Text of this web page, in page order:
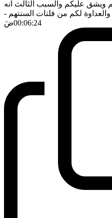
عليكم والسبب الثالث انه
لكم من فلتات السنتهم -
00:06:24ضَ